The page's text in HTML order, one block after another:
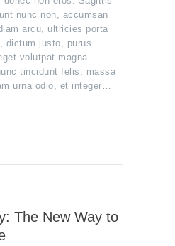
nunc non, accumsan
arcu, ultricies porta
dictum justo, purus
volutpat magna
tincidunt felis, massa
urna odio, et integer…
The New Way to